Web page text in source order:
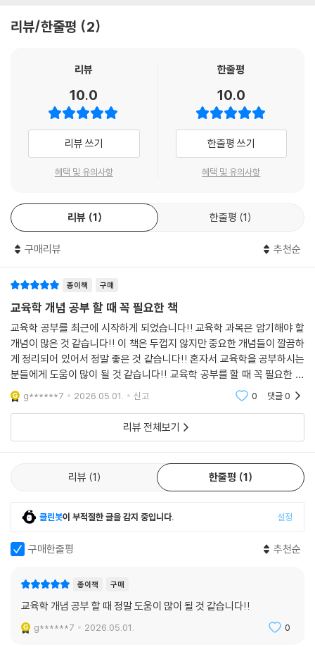
리뷰/한줄평 2
리뷰
10.0
리뷰 쓰기
혜택 및 유의사항
한줄평
10.0
한줄평 쓰기
혜택 및 유의사항
리뷰 1 한줄평 1
구매리뷰 추천순
종이책 구매
교육학 개념 공부 할 때 꼭 필요한 책
교육학 공부를 최근에 시작하게 되었습니다!! 교육학 과목은 암기해야 할
개념이 많은 것 같습니다!! 이 책은 두껍지 않지만 중요한 개념들이 깔끔하
게 정리되어 있어서 정말 좋은 것 같습니다!! 혼자서 교육학을 공부하시는
분들에게 도움이 많이 될 것 같습니다!! 교육학 공부를 할 때 꼭 필요한 책
인 것 같습니다!!
g******7 2026.05.01. 신고 0 댓글0
리뷰 전체보기
리뷰 1 한줄평 1
클린봇이 부적절한 글을 감지 중입니다. 설정
구매한줄평 추천순
종이책 구매
교육학 개념 공부 할 때 정말 도움이 많이 될 것 같습니다!!
g******7 2026.05.01. 0